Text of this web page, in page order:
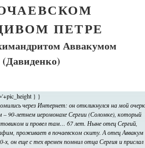
ПЕТРЕ
Аввакумом
(Давиденко)
} }
через Интернет: он откликнулся на мой очерк
– 90-летнем иеромонахе Сергии (Соломке), который
и провел там… 67 лет. Ныне отец Сергий,
проживает в почаевском скиту. А отец Аввакум
х, он еще с тех времен помнил отца Сергия и прислал